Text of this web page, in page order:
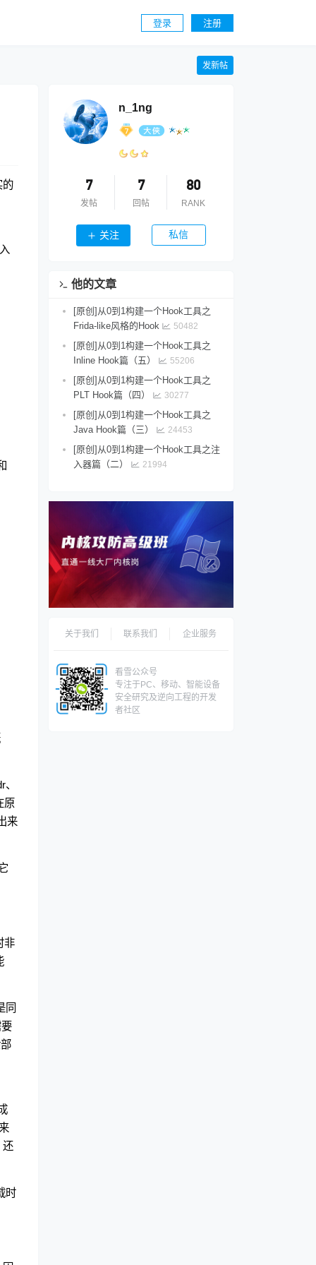
登录 注册
发新帖
的
原
来
非
同
还
时
n_1ng
7
发帖
7
回帖
80
RANK
关注 私信
他的文章
[原创]从0到1构建一个Hook工具之
Frida-like风格的Hook
50482
[原创]从0到1构建一个Hook工具之
Inline Hook篇（五）
55206
[原创]从0到1构建一个Hook工具之
PLT Hook篇（四）
30277
[原创]从0到1构建一个Hook工具之
Java Hook篇（三）
24453
[原创]从0到1构建一个Hook工具之注
入器篇（二）
21994
关于我们 联系我们 企业服务
看雪公众号
专注于PC、移动、智能设备
安全研究及逆向工程的开发
者社区